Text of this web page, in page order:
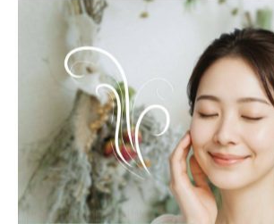
よもぎ蒸しの効果を最大限に実感する
目的に合わせたサロン選びと施術前後
要です。理由は、よもぎ蒸しはリラク
容、冷え性対策など多様な効果が期待
い手順や環境で受けることでその効果
す。例えば、施術前に十分な水分補給
体を冷やさないように心掛けることが
れにより、よもぎの蒸気による温熱効